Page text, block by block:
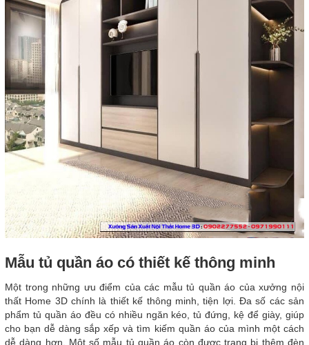
Mẫu tủ quần áo có thiết kế thông minh
Một trong những ưu điểm của các mẫu tủ quần áo của xưởng nội
thất Home 3D chính là thiết kế thông minh, tiện lợi. Đa số các sản
phẩm tủ quần áo đều có nhiều ngăn kéo, tủ đứng, kệ để giày, giúp
cho bạn dễ dàng sắp xếp và tìm kiếm quần áo của mình một cách
dễ dàng hơn. Một số mẫu tủ quần áo còn được trang bị thêm đèn